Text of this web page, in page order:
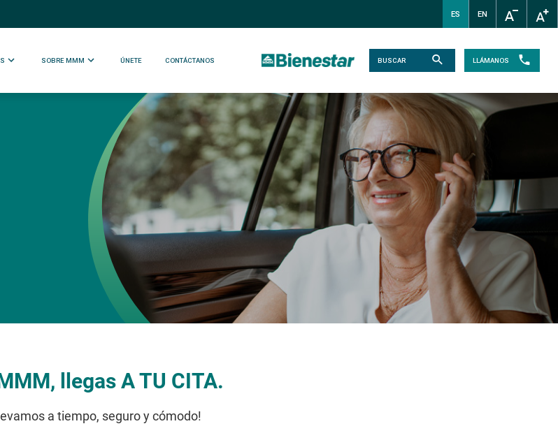
ES EN
SOBRE MMM ÚNETE CONTÁCTANOS LLÁMANOS
llegas A TU CITA.
a tiempo, seguro y cómodo!